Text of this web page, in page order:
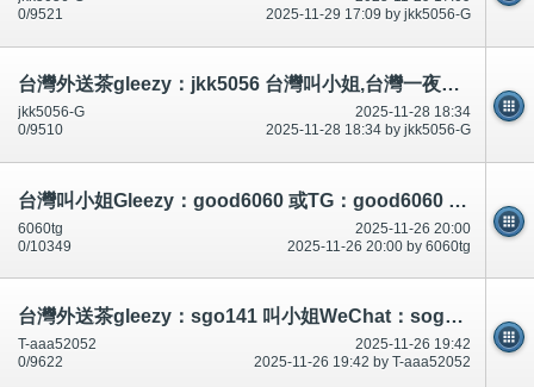
2025-11-29 17:09 by jkk5056-G
0/9521
台灣外送茶gleezy：jkk5056 台灣叫小姐,台灣一夜情telegram：jk5056台灣上門服務,台灣外約學生Skype：jata506@hotmail
2025-11-28 18:34
jkk5056-G
2025-11-28 18:34 by jkk5056-G
0/9510
台灣叫小姐Gleezy：good6060 或TG：good6060 看照網 ：www.good606.com
2025-11-26 20:00
6060tg
2025-11-26 20:00 by 6060tg
0/10349
台灣外送茶gleezy：sgo141 叫小姐WeChat：sogo141一夜情上門服務telegram：aaa52052 看照網：www.soog141.com
2025-11-26 19:42
T-aaa52052
2025-11-26 19:42 by T-aaa52052
0/9622